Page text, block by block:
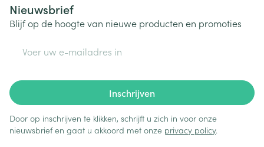
Nieuwsbrief
Blijf op de hoogte van nieuwe producten en promoties
Inschrijven
Door op inschrijven te klikken, schrijft u zich in voor onze
nieuwsbrief en gaat u akkoord met onze privacy policy.